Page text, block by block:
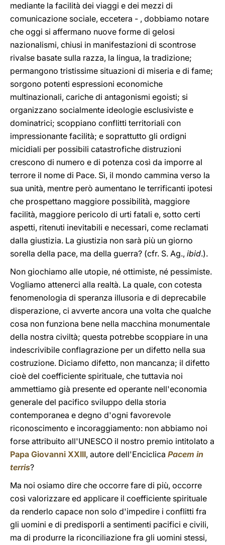
mediante la facilità dei viaggi e dei mezzi di
comunicazione sociale, eccetera - , dobbiamo notare
che oggi si affermano nuove forme di gelosi
nazionalismi, chiusi in manifestazioni di scontrose
rivalse basate sulla razza, la lingua, la tradizione;
permangono tristissime situazioni di miseria e di fame;
sorgono potenti espressioni economiche
multinazionali, cariche di antagonismi egoisti; si
organizzano socialmente ideologie esclusiviste e
dominatrici; scoppiano conflitti territoriali con
impressionante facilità; e soprattutto gli ordigni
micidiali per possibili catastrofiche distruzioni
crescono di numero e di potenza così da imporre al
terrore il nome di Pace. Sì, il mondo cammina verso la
sua unità, mentre però aumentano le terrificanti ipotesi
che prospettano maggiore possibilità, maggiore
facilità, maggiore pericolo di urti fatali e, sotto certi
aspetti, ritenuti inevitabili e necessari, come reclamati
dalla giustizia. La giustizia non sarà più un giorno
sorella della pace, ma della guerra? (cfr. S. Ag., ibid.).
Non giochiamo alle utopie, né ottimiste, né pessimiste.
Vogliamo attenerci alla realtà. La quale, con cotesta
fenomenologia di speranza illusoria e di deprecabile
disperazione, ci avverte ancora una volta che qualche
cosa non funziona bene nella macchina monumentale
della nostra civiltà; questa potrebbe scoppiare in una
indescrivibile conflagrazione per un difetto nella sua
costruzione. Diciamo difetto, non mancanza; il difetto
cioè del coefficiente spirituale, che tuttavia noi
ammettiamo già presente ed operante nell'economia
generale del pacifico sviluppo della storia
contemporanea e degno d'ogni favorevole
riconoscimento e incoraggiamento: non abbiamo noi
forse attribuito all'UNESCO il nostro premio intitolato a
Papa Giovanni XXIII, autore dell'Enciclica Pacem in
terris?
Ma noi osiamo dire che occorre fare di più, occorre
così valorizzare ed applicare il coefficiente spirituale
da renderlo capace non solo d'impedire i conflitti fra
gli uomini e di predisporli a sentimenti pacifici e civili,
ma di produrre la riconciliazione fra gli uomini stessi,